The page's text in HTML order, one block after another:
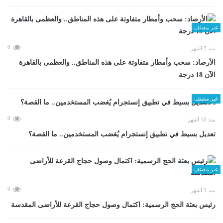
غير مصنف
منذ 7 أشهر 0
الأرصاد: سحب وأمطار متفاوتة على هذه المناطق.. والعظمى بالقاهرة
الآن 18 درجة
غير مصنف
منذ 10 أشهر 0
تعديل بسيط في تطبيق إنستجرام يُغضب المستخدمين.. ما القصة؟
غير مصنف
منذ 3 أشهر 0
رئيس بعثة الحج الرسمية: اكتمال وصول حجاج القرعة للأراضى المقدسة